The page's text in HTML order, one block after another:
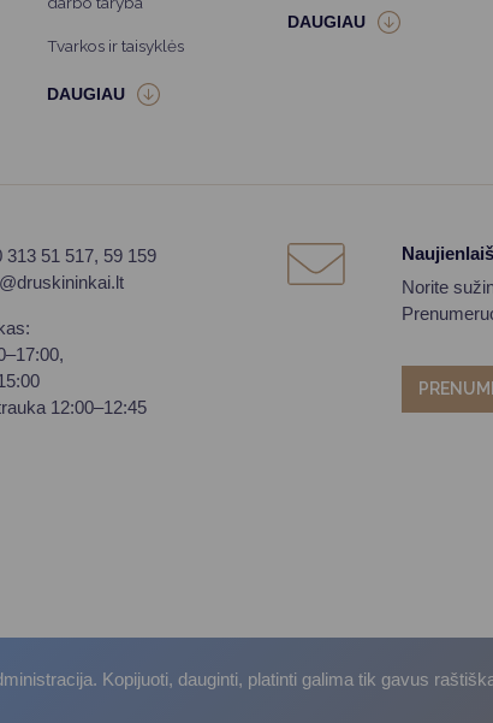
Tvarkos ir taisyklės
313 51 517, 59 159
12:00–12:45
Norite
Kopijuoti, dauginti, platinti galima tik gavus